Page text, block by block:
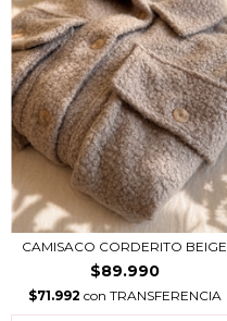
CAMISACO CORDERITO BEIGE
$89.990
$71.992 con TRANSFERENCIA